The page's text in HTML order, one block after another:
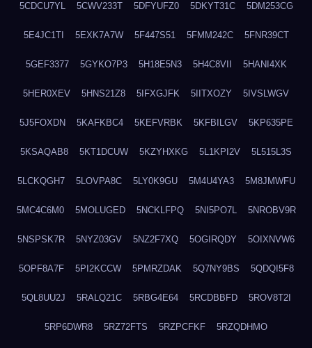
5CDCU7YL 5CWV233T 5DFYUFZ0 5DKYT31C 5DM253CG
5E4JC1TI 5EXK7A7W 5F447S51 5FMM242C 5FNR39CT
5GEF3377 5GYKO7P3 5H18E5N3 5H4C8VII 5HANI4XK
5HER0XEV 5HNS21Z8 5IFXGJFK 5IITXOZY 5IVSLWGV
5J5FOXDN 5KAFKBC4 5KEFVRBK 5KFBILGV 5KP635PE
5KSAQAB8 5KT1DCUW 5KZYHXKG 5L1KPI2V 5L515L3S
5LCKQGH7 5LOVPA8C 5LY0K9GU 5M4U4YA3 5M8JMWFU
5MC4C6M0 5MOLUGED 5NCKLFPQ 5NI5PO7L 5NROBV9R
5NSPSK7R 5NYZ03GV 5NZ2F7XQ 5OGIRQDY 5OIXNVW6
5OPF8A7F 5PI2KCCW 5PMRZDAK 5Q7NY9BS 5QDQI5F8
5QL8UU2J 5RALQ21C 5RBG4E64 5RCDBBFD 5ROV8T2I
5RP6DWR8 5RZ72FTS 5RZPCFKF 5RZQDHMO